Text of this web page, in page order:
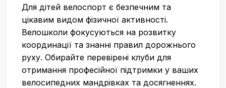
Для дітей велоспорт є безпечним та
цікавим видом фізичної активності.
Велошколи фокусуються на розвитку
координації та знанні правил дорожнього
руху. Обирайте перевірені клуби для
отримання професійної підтримки у ваших
велосипедних мандрівках та досягненнях.